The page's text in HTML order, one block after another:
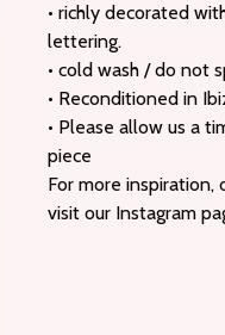
• richly decorated
lettering.
• cold wash / do not
• Reconditioned in
• Please allow us a
piece
For more inspiration,
visit our Instagram